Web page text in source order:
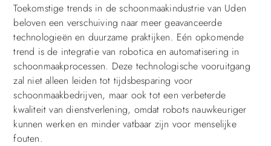
Toekomstige trends in de schoonmaakindustrie van Uden
beloven een verschuiving naar meer geavanceerde
technologieën en duurzame praktijken. Eén opkomende
trend is de integratie van robotica en automatisering in
schoonmaakprocessen. Deze technologische vooruitgang
zal niet alleen leiden tot tijdsbesparing voor
schoonmaakbedrijven, maar ook tot een verbeterde
kwaliteit van dienstverlening, omdat robots nauwkeuriger
kunnen werken en minder vatbaar zijn voor menselijke
fouten.